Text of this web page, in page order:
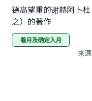
德高望重的谢赫阿卜
之）的著作
看月及确定入月
来源